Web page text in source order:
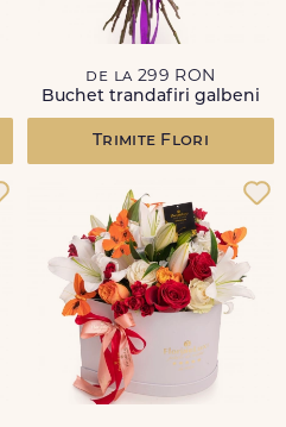
de la 299 RON
Buchet trandafiri galbeni
Trimite Flori